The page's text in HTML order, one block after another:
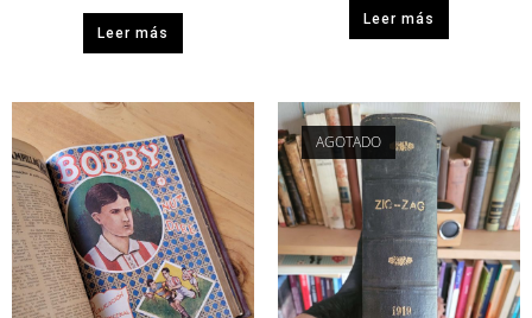
Leer más
Leer más
AGOTADO